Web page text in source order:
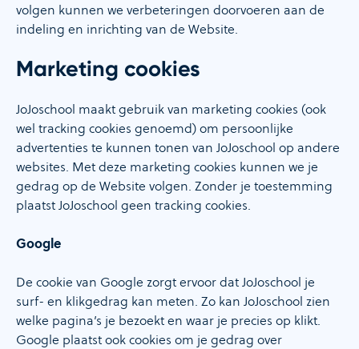
volgen kunnen we verbeteringen doorvoeren aan de
indeling en inrichting van de Website.
Marketing cookies
JoJoschool maakt gebruik van marketing cookies (ook
wel tracking cookies genoemd) om persoonlijke
advertenties te kunnen tonen van JoJoschool op andere
websites. Met deze marketing cookies kunnen we je
gedrag op de Website volgen. Zonder je toestemming
plaatst JoJoschool geen tracking cookies.
Google
De cookie van Google zorgt ervoor dat JoJoschool je
surf- en klikgedrag kan meten. Zo kan JoJoschool zien
welke pagina’s je bezoekt en waar je precies op klikt.
Google plaatst ook cookies om je gedrag over